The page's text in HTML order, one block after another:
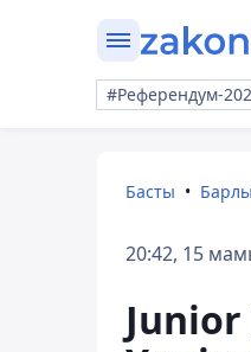
#Референдум-
Басты
20:42, 15